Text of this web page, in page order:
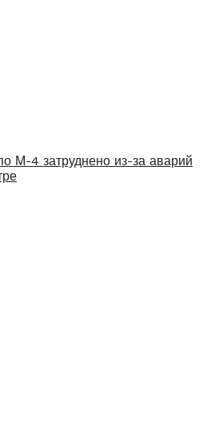
М-4 затруднено из-за аварий